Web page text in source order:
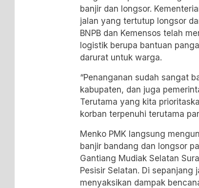
banjir dan longsor.
jalan yang tertutup longsor
BNPB dan Kemensos telah
logistik berupa bantuan
darurat untuk warga.
“Penanganan sudah sangat
kabupaten, dan juga
Terutama yang kita
korban terpenuhi terutama
Menko PMK langsung
banjir bandang dan longsor
Gantiang Mudiak Selatan
Pesisir Selatan. Di sepanjang
menyaksikan dampak